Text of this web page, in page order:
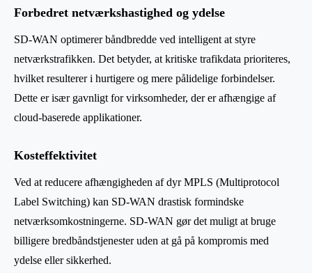
Forbedret netværkshastighed og ydelse
SD-WAN optimerer båndbredde ved intelligent at styre
netværkstrafikken. Det betyder, at kritiske trafikdata prioriteres,
hvilket resulterer i hurtigere og mere pålidelige forbindelser.
Dette er især gavnligt for virksomheder, der er afhængige af
cloud-baserede applikationer.
Kosteffektivitet
Ved at reducere afhængigheden af dyr MPLS (Multiprotocol
Label Switching) kan SD-WAN drastisk formindske
netværksomkostningerne. SD-WAN gør det muligt at bruge
billigere bredbåndstjenester uden at gå på kompromis med
ydelse eller sikkerhed.